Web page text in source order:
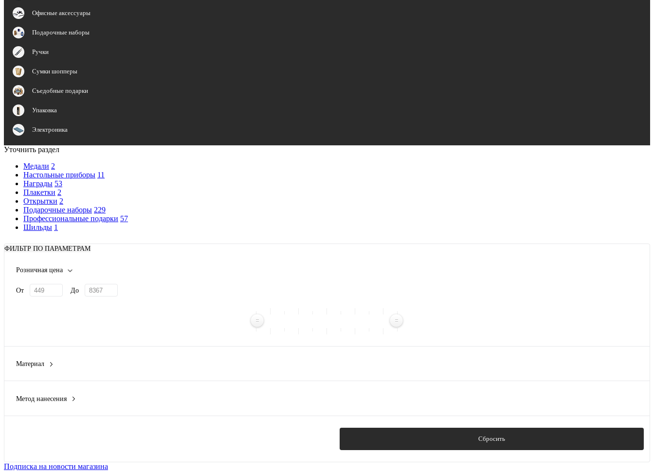
Офисные аксессуары
Подарочные наборы
Ручки
Сумки шопперы
Съедобные подарки
Упаковка
Электроника
Уточнить раздел
Медали 2
Настольные приборы 11
Награды 53
Плакетки 2
Открытки 2
Подарочные наборы 229
Профессиональные подарки 57
Шильды 1
ФИЛЬТР ПО ПАРАМЕТРАМ
Розничная цена
От До
Материал
дерево/стекло (2)
Метод нанесения
Тиснение(32)
Сбросить
Подписка на новости магазина